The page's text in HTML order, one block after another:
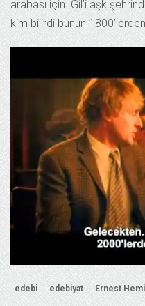
arabası için. Gil’i aşk
kim bilirdi bunun
edebi edebiyat Ernest